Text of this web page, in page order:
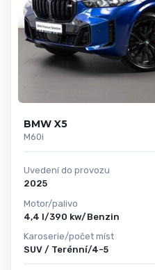
BMW X5
M60i
Uvedení do provozu
2025
Motor/palivo
4,4 l/390 kw/Benzin
Karoserie/počet míst
SUV / Terénní/4-5